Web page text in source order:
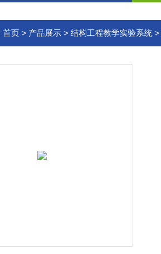
首页 > 产品展示 > 结构工程教学实验系统 >